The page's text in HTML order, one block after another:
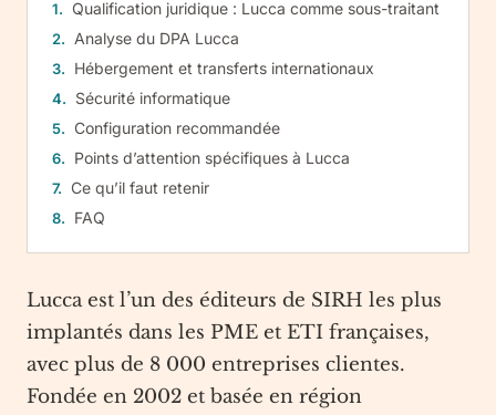
Qualification juridique : Lucca comme sous-traitant
Analyse du DPA Lucca
Hébergement et transferts internationaux
Sécurité informatique
Configuration recommandée
Points d’attention spécifiques à Lucca
Ce qu’il faut retenir
FAQ
Lucca est l’un des éditeurs de SIRH les plus
implantés dans les PME et ETI françaises,
avec plus de 8 000 entreprises clientes.
Fondée en 2002 et basée en région